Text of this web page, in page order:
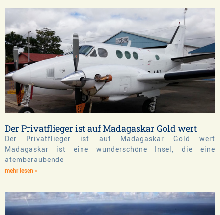
Der Privatflieger ist auf Madagaskar Gold wert
Der Privatflieger ist auf Madagaskar Gold wert
Madagaskar ist eine wunderschöne Insel, die eine
atemberaubende
mehr lesen »